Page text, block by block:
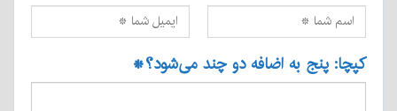
کپچا: پنج به اضافه دو چند می‌شود؟*